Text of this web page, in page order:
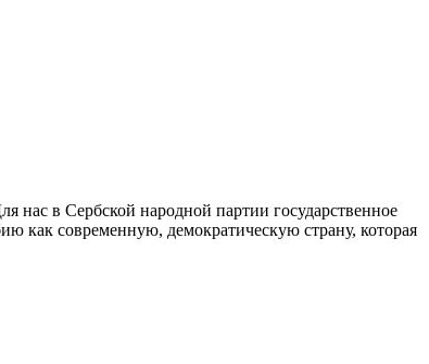
нас в Сербской народной партии государственное
как современную, демократическую страну, которая